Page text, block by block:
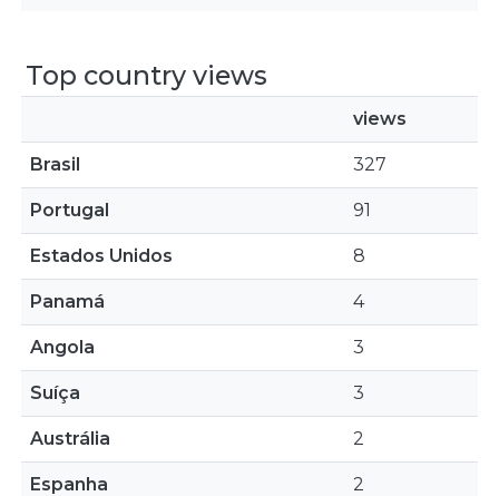
Top country views
views
Brasil 327
Portugal 91
Estados Unidos 8
Panamá 4
Angola 3
Suíça 3
Austrália 2
Espanha 2